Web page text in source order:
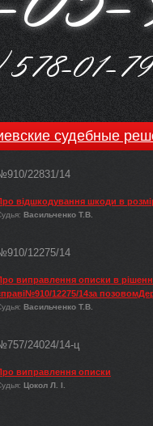
судебные
№910/22831/14
відшкодування шкоди в
Васильченко Т.В.
№910/12275/14
виправлення описки в рішенні
12275/14за
Васильченко Т.В.
№757/24024/14-ц
виправлення описки
Цокол Л. І.